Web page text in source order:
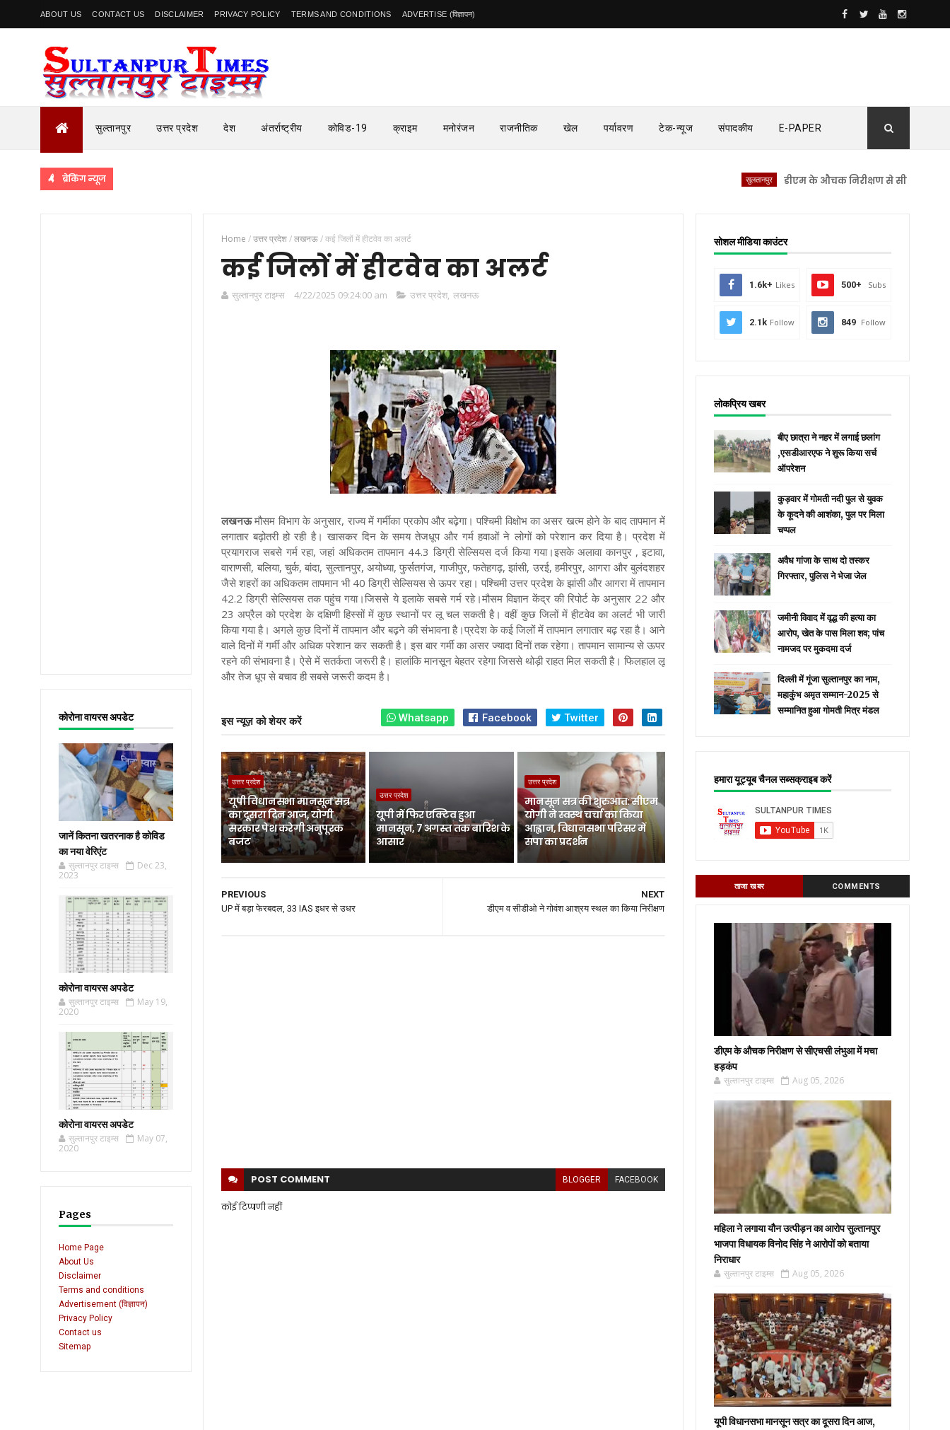
ABOUT US CONTACT US DISCLAIMER PRIVACY POLICY TERMS AND CONDITIONS ADVERTISE (विज्ञापन)
सुल्तानपुर उत्तर प्रदेश देश अंतर्राष्ट्रीय कोविड-19 क्राइम मनोरंजन राजनीतिक खेल पर्यावरण टेक-न्यूज संपादकीय E-PAPER
ब्रेकिंग न्यूज डीएम के औचक निरीक्षण से सीएचसी लंभुआ में
कोरोना वायरस अपडेट
जानें कितना खतरनाक है कोविड
का नया वेरिएंट
सुल्तानपुर टाइम्स
Dec 23,
2023
कोरोना वायरस अपडेट
सुल्तानपुर टाइम्स
May 19,
2020
कोरोना वायरस अपडेट
सुल्तानपुर टाइम्स
May 07,
2020
Pages
Home Page
About Us
Disclaimer
Terms and conditions
Advertisement (विज्ञापन)
Privacy Policy
Contact us
Sitemap
Home /उत्तर प्रदेश/लखनऊ/कई जिलों में हीटवेव का अलर्ट
कई जिलों में हीटवेव का अलर्ट
सुल्तानपुर टाइम्स 4/22/2025 09:24:00 am उत्तर प्रदेश, लखनऊ
लखनऊ मौसम विभाग के अनुसार, राज्य में गर्मी का प्रकोप और बढ़ेगा। पश्चिमी विक्षोभ का असर खत्म होने के बाद तापमान में
लगातार बढ़ोतरी हो रही है। खासकर दिन के समय तेज धूप और गर्म हवाओं ने लोगों को परेशान कर दिया है। प्रदेश में
प्रयागराज सबसे गर्म रहा, जहां अधिकतम तापमान 44.3 डिग्री सेल्सियस दर्ज किया गया।इसके अलावा कानपुर , इटावा,
वाराणसी, बलिया, चुर्क, बांदा, सुल्तानपुर, अयोध्या, फुर्सतगंज, गाजीपुर, फतेहगढ़, झांसी, उरई, हमीरपुर, आगरा और बुलंदशहर
जैसे शहरों का अधिकतम तापमान भी 40 डिग्री सेल्सियस से ऊपर रहा। पश्चिमी उत्तर प्रदेश के झांसी और आगरा में तापमान
42.2 डिग्री सेल्सियस तक पहुंच गया।जिससे ये इलाके सबसे गर्म रहे।मौसम विज्ञान केंद्र की रिपोर्ट के अनुसार 22 और
23 अप्रैल को प्रदेश के दक्षिणी हिस्सों में कुछ स्थानों पर लू चल सकती है। वहीं कुछ जिलों में हीटवेव का अलर्ट भी जारी
किया गया है। अगले कुछ दिनों में तापमान और बढ़ने की संभावना है।प्रदेश के कई जिलों में तापमान लगातार बढ़ रहा है। आने
वाले दिनों में गर्मी और अधिक परेशान कर सकती है। इस बार गर्मी का असर ज्यादा दिनों तक रहेगा। तापमान सामान्य से ऊपर
रहने की संभावना है। ऐसे में सतर्कता जरूरी है। हालांकि मानसून बेहतर रहेगा जिससे थोड़ी राहत मिल सकती है। फिलहाल लू
और तेज धूप से बचाव ही सबसे जरूरी कदम है।
इस न्यूज़ को शेयर करें Whatsapp Facebook Twitter
उत्तर प्रदेश
यूपी विधानसभा मानसून सत्र
का दूसरा दिन आज, योगी
सरकार पेश करेगी अनुपूरक
बजट
उत्तर प्रदेश
यूपी में फिर एक्टिव हुआ
मानसून, 7 अगस्त तक बारिश के
आसार
उत्तर प्रदेश
मानसून सत्र की शुरुआत: सीएम
योगी ने स्वस्थ चर्चा का किया
आह्वान, विधानसभा परिसर में
सपा का प्रदर्शन
NEXT
डीएम व सीडीओ ने गोवंश आश्रय स्थल का किया निरीक्षण
PREVIOUS
UP में बड़ा फेरबदल, 33 IAS इधर से उधर
POST COMMENT BLOGGER FACEBOOK
कोई टिप्पणी नहीं
सोशल मीडिया काउंटर
1.6k+ Likes 500+ Subs
2.1k Follow 849 Follow
लोकप्रिय खबर
बीए छात्रा ने नहर में लगाई छलांग
,एसडीआरएफ ने शुरू किया सर्च
ऑपरेशन
कुड़वार में गोमती नदी पुल से युवक
के कूदने की आशंका, पुल पर मिला
चप्पल
अवैध गांजा के साथ दो तस्कर
गिरफ्तार, पुलिस ने भेजा जेल
जमीनी विवाद में वृद्ध की हत्या का
आरोप, खेत के पास मिला शव; पांच
नामजद पर मुकदमा दर्ज
दिल्ली में गूंजा सुल्तानपुर का नाम,
महाकुंभ अमृत सम्मान-2025 से
सम्मानित हुआ गोमती मित्र मंडल
हमारा यूट्यूब चैनल सब्सक्राइब करें
ताजा खबर COMMENTS
डीएम के औचक निरीक्षण से सीएचसी लंभुआ में मचा
हड़कंप
सुल्तानपुर टाइम्स Aug 05, 2026
महिला ने लगाया यौन उत्पीड़न का आरोप सुल्तानपुर
भाजपा विधायक विनोद सिंह ने आरोपों को बताया
निराधार
सुल्तानपुर टाइम्स Aug 05, 2026
यूपी विधानसभा मानसून सत्र का दूसरा दिन आज,